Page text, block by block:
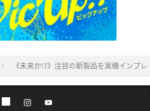
《未来か!?》注目の新製品を実機インプ